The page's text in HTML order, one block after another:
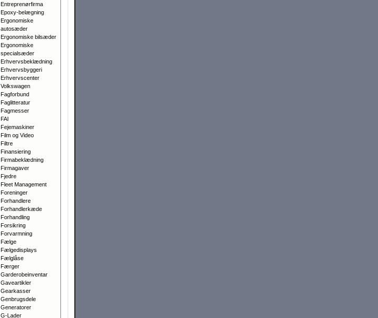
Entreprenørfirma
Epoxy-belægning
Ergonomiske
autosæder
Ergonomiske bilsæder
Ergonomiske
specialsæder
Erhvervsbeklædning
Erhvervsbyggeri
Erhvervscenter
Volkswagen
Fagforbund
Faglitteratur
Fagmesser
FAI
Fejemaskiner
Film og Video
Filtre
Finansiering
Firmabeklædning
Firmagaver
Fjedre
Fleet Management
Foreninger
Forhandlere
Forhandlerkæde
Forhandling
Forsikring
Forvarmning
Fælge
Fælgedisplays
Fælglåse
Færger
Garderobeinventar
Gaveartikler
Gearkasser
Genbrugsdele
Generatorer
G-Lader